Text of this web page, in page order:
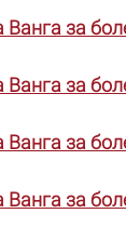
Ванга за
Ванга за
Ванга за
Ванга за